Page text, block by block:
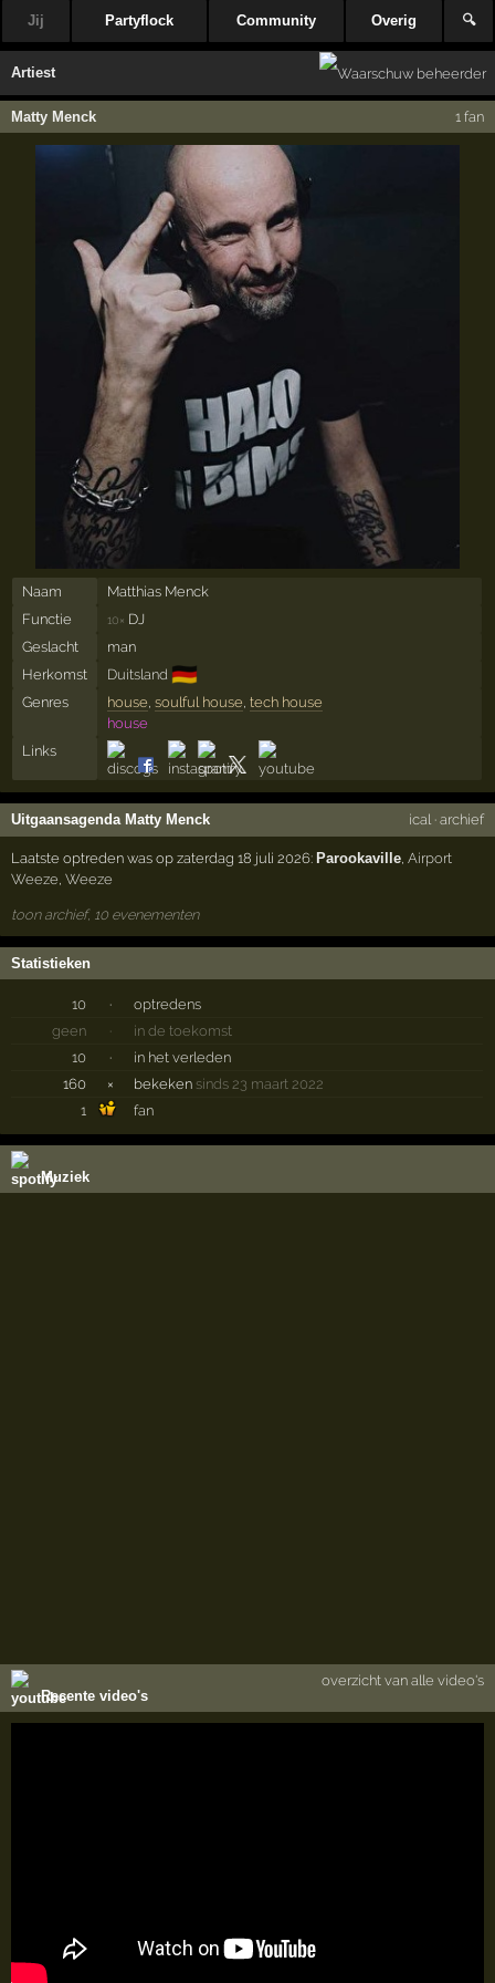
Jij Partyflock Community Overig 🔍
Artiest
Matty Menck 1 fan
Naam
Matthias Menck
Functie
10× DJ
Geslacht
man
Herkomst
Duitsland 🇩🇪
Genres house soulful house tech house
house
Links
Uitgaansagenda Matty Menck ical· archief
Laatste optreden was op zaterdag 18 juli 2026: Parookaville ,Airport
Weeze ,Weeze
toon archief, 10 evenementen
Statistieken
10 ·
optredens
geen
·
in de toekomst
10
·
in het verleden
160
× bekeken sinds 23 maart 2022
1
fan
Muziek
Recente video's
overzicht van alle video's